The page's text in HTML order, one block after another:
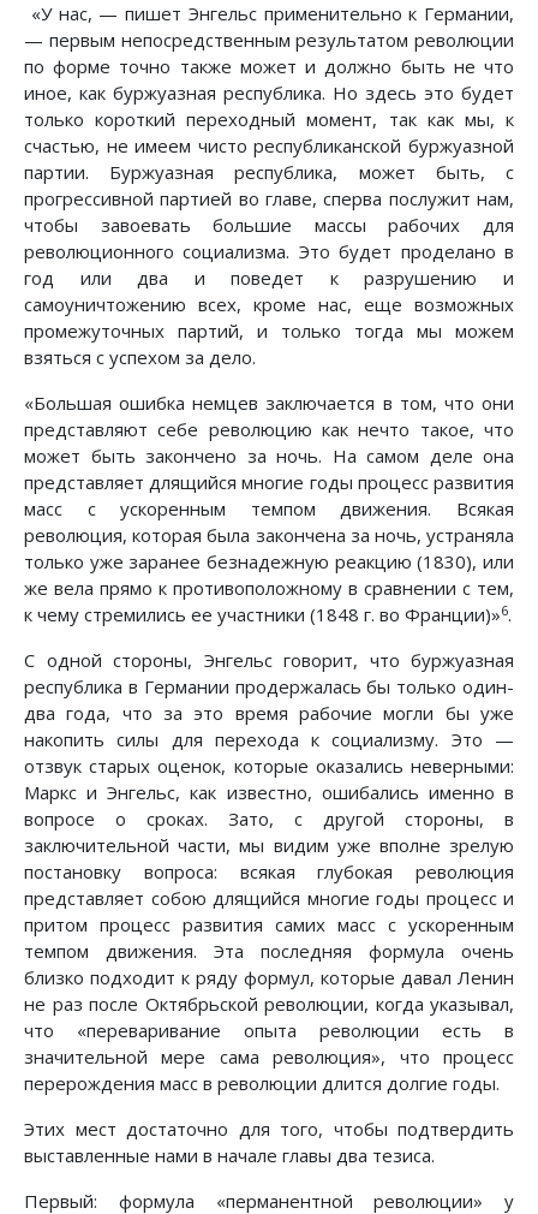
«У нас, — пишет Энгельс применительно к Германии,
— первым непосредственным результатом революции
по форме точно также может и должно быть не что
иное, как буржуазная республика. Но здесь это будет
только короткий переходный момент, так как мы, к
счастью, не имеем чисто республиканской буржуазной
партии. Буржуазная республика, может быть, с
прогрессивной партией во главе, сперва послужит нам,
чтобы завоевать большие массы рабочих для
революционного социализма. Это будет проделано в
год или два и поведет к разрушению и
самоуничтожению всех, кроме нас, еще возможных
промежуточных партий, и только тогда мы можем
взяться с успехом за дело.
«Большая ошибка немцев заключается в том, что они
представляют себе революцию как нечто такое, что
может быть закончено за ночь. На самом деле она
представляет длящийся многие годы процесс развития
масс с ускоренным темпом движения. Всякая
революция, которая была закончена за ночь, устраняла
только уже заранее безнадежную реакцию (1830), или
же вела прямо к противоположному в сравнении с тем,
к чему стремились ее участники (1848 г. во Франции)»6.
С одной стороны, Энгельс говорит, что буржуазная
республика в Германии продержалась бы только один-
два года, что за это время рабочие могли бы уже
накопить силы для перехода к социализму. Это —
отзвук старых оценок, которые оказались неверными:
Маркс и Энгельс, как известно, ошибались именно в
вопросе о сроках. Зато, с другой стороны, в
заключительной части, мы видим уже вполне зрелую
постановку вопроса: всякая глубокая революция
представляет собою длящийся многие годы процесс и
притом процесс развития самих масс с ускоренным
темпом движения. Эта последняя формула очень
близко подходит к ряду формул, которые давал Ленин
не раз после Октябрьской революции, когда указывал,
что «переваривание опыта революции есть в
значительной мере сама революция», что процесс
перерождения масс в революции длится долгие годы.
Этих мест достаточно для того, чтобы подтвердить
выставленные нами в начале главы два тезиса.
Первый: формула «перманентной революции» у